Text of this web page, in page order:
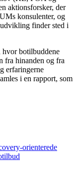
aktionsforsker, der
konsulenter, og
finder sted i
botilbuddene
fra hinanden og fra
erfaringerne
i en rapport, som
orienterede